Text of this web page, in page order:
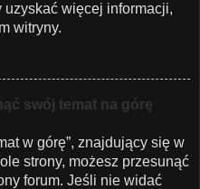
więcej informacji,
witryny.
swój temat na górę
w górę”, znajdujący się w
strony, możesz przesunąć
forum. Jeśli nie widać